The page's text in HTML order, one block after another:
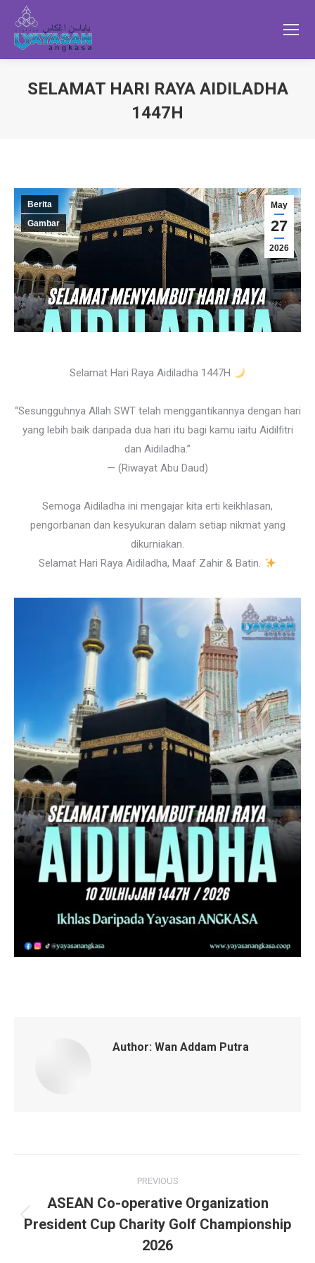
SELAMAT HARI RAYA AIDILADHA
1447H
May
27
2026
Berita
Gambar
Selamat Hari Raya Aidiladha 1447H
“Sesungguhnya Allah SWT telah menggantikannya dengan hari
yang lebih baik daripada dua hari itu bagi kamu iaitu Aidilfitri
dan Aidiladha.”
— (Riwayat Abu Daud)
Semoga Aidiladha ini mengajar kita erti keikhlasan,
pengorbanan dan kesyukuran dalam setiap nikmat yang
dikurniakan.
Selamat Hari Raya Aidiladha, Maaf Zahir & Batin.
Author: Wan Addam Putra
navigation
PREVIOUS
Previous
post:
ASEAN Co-operative Organization
President Cup Charity Golf Championship
2026